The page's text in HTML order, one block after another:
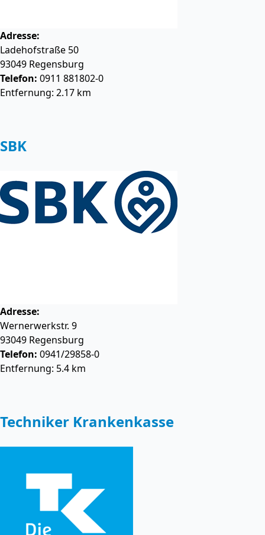
Adresse:
Ladehofstraße 50
93049 Regensburg
Telefon: 0911 881802-0
Entfernung: 2.17 km
SBK
Adresse:
Wernerwerkstr. 9
93049 Regensburg
Telefon: 0941/29858-0
Entfernung: 5.4 km
Techniker Krankenkasse